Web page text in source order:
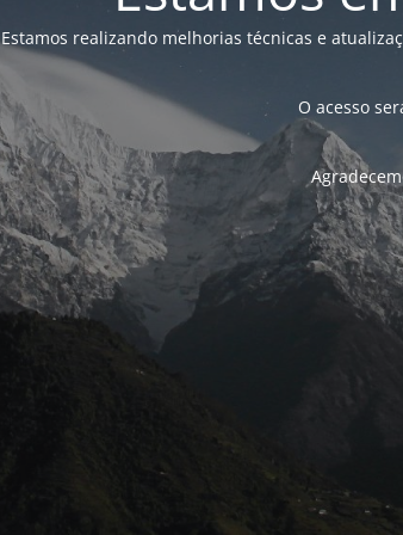
Estamos realizando melhorias técnicas e
O acesso